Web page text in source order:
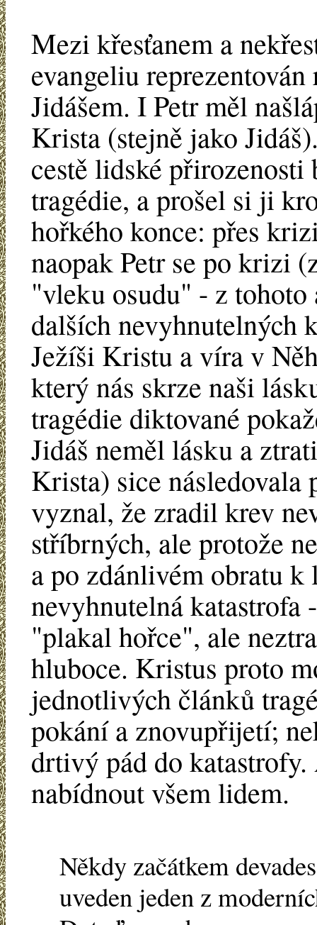
Mezi křesťanem a
evangeliu
Jidášem. I Petr měl
Krista (stejně jako
cestě lidské
tragédie, a prošel si ji
hořkého konce: přes
naopak Petr se po krizi
"vleku osudu" - z tohoto
dalších nevyhnutelných
Ježíši Kristu a víra v
který nás skrze naši
tragédie diktované
Jidáš neměl lásku a
Krista) sice následovala
vyznal, že zradil krev
stříbrných, ale protože
a po zdánlivém obratu k
nevyhnutelná katastrofa
"plakal hořce", ale
hluboce. Kristus proto
jednotlivých článků
pokání a znovupřijetí;
drtivý pád do
nabídnout všem lidem.
Někdy začátkem
uveden jeden z